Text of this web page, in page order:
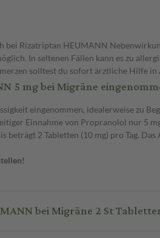
bei Rizatriptan HEUMANN
In seltenen Fällen kann es zu
solltest du sofort ärztliche Hilfe
5 mg bei Migräne
eingenommen, idealerweise zu
Einnahme von Propranolol nur 5
beträgt 2 Tabletten (10 mg) pro Tag.
FAQs Rizatriptan 5 mg HEUMANN bei Migräne 2 St